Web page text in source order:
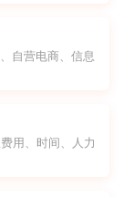
自营电商、信息
用、时间、人力